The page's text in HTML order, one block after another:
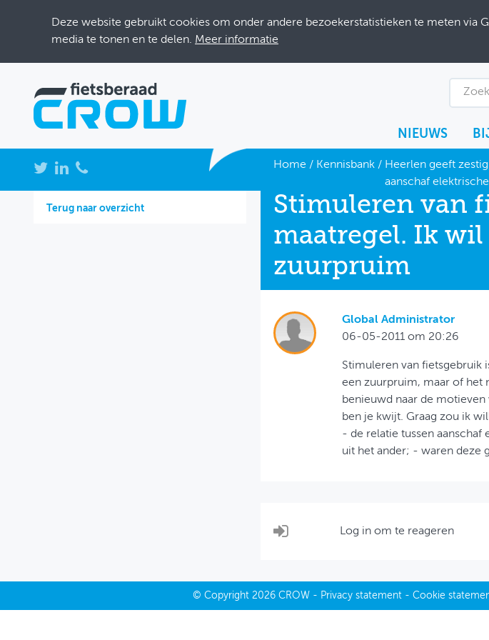
Deze website gebruikt cookies om onder andere bezoekerstatistieken te meten via
media te tonen en te delen. Meer informatie
NIEUWS
NIEUWS
BIJEENKOMSTEN
Home / Kennisbank/ Heerlen geeft
aanschaf
Terug naar overzicht
Stimuleren van
maatregel. Ik
zuurpruim
Global Administrator
06-05-2011 om 20:26
Stimuleren van fietsgebruik
een zuurpruim, maar of het
benieuwd naar de
ben je kwijt. Graag zou ik
- de relatie tussen
uit het ander; - waren deze
Log in om te reageren
© Copyright2026 CROW - Privacy statement- Cookie